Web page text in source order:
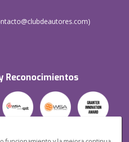
)
Reconocimientos